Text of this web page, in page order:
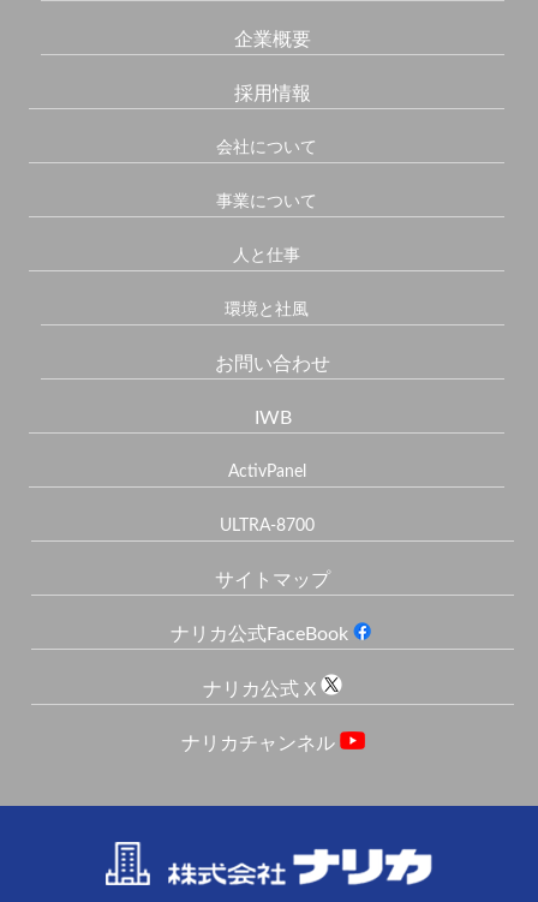
企業概要
採用情報
会社について
事業について
人と仕事
環境と社風
お問い合わせ
IWB
ActivPanel
ULTRA-8700
サイトマップ
ナリカ公式FaceBook
ナリカ公式 X
ナリカチャンネル